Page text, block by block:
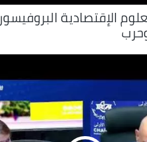
الإقتصادية البروفيسور